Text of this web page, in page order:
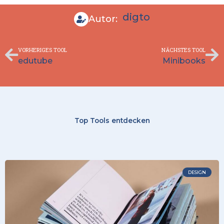
Autor: digto
VORHERIGES TOOL
edutube
NÄCHSTES TOOL
Minibooks
Top Tools entdecken
DESIGN